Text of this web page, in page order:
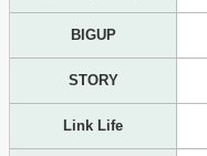
BIGUP
STORY
Link Life